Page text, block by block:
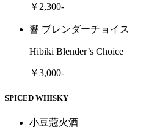
￥2,300-
響 ブレンダーチョイス
Hibiki Blender’s Choice
￥3,000-
SPICED WHISKY
小豆蒄火酒